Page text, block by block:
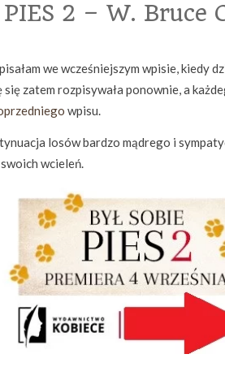
PIES 2 – W. Bruce
pisałam we wcześniejszym wpisie, kiedy
się zatem rozpisywała ponownie, a
wpisu.
losów bardzo mądrego i
wcieleń.